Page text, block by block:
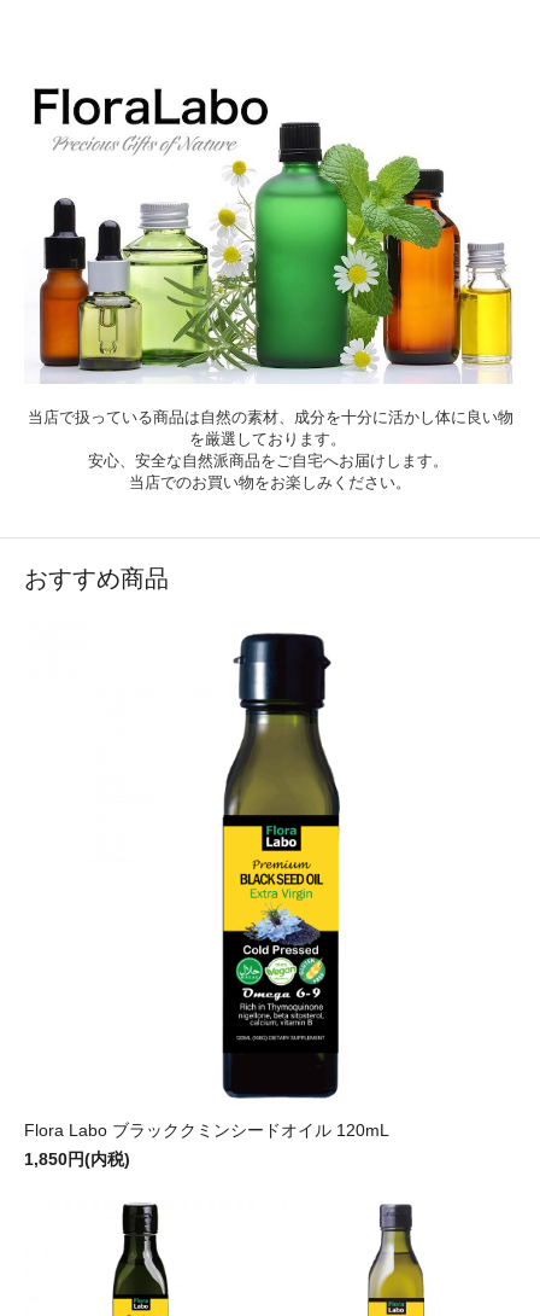
当店で扱っている商品は自然の素材、成分を十分に活かし体に良い物
を厳選しております。
安心、安全な自然派商品をご自宅へお届けします。
当店でのお買い物をお楽しみください。
おすすめ商品
Flora Labo ブラッククミンシードオイル 120mL
1,850円(内税)